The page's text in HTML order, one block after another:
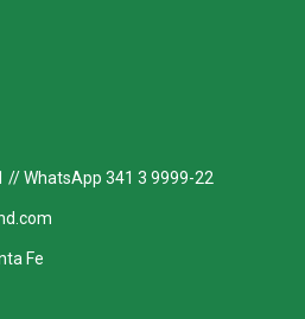
// WhatsApp 341 3 9999-22
Fe